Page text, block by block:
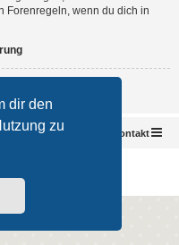
dir den
zu
Forenregeln, wenn du dich in
Kontakt
phpBB.de